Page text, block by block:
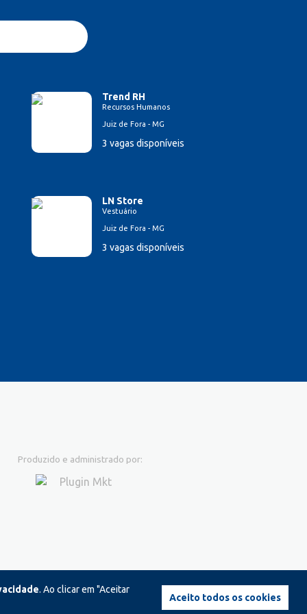
Trend RH
Recursos Humanos
Juiz de Fora - MG
3 vagas disponíveis
LN Store
Vestuário
Juiz de Fora - MG
3 vagas disponíveis
. Ao clicar em "Aceitar
Aceito todos os cookies
Produzido e administrado por: